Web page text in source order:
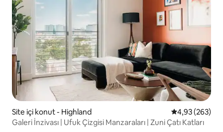
Site içi konut - Highland 5 üzerinden
4,93 (263)
Galeri İnzivası | Ufuk Çizgisi Manzaraları | Zuni Çatı Katları